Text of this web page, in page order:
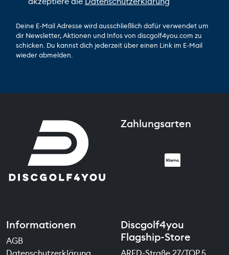
Deine E-Mail Adresse wird ausschließlich dafür verwendet um
dir Newsletter, Aktionen und Infos von discgolf4you.com zu
schicken. Du kannst dich jederzeit über einen Link im E-Mail
wieder abmelden.
Zahlungsarten
Informationen
AGB
Discgolf4you
Flagship-Store